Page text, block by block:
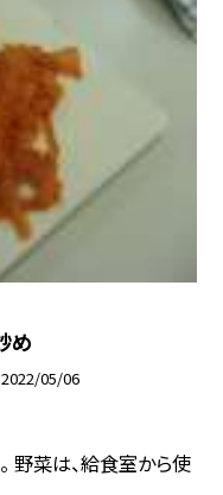
め
2022/05/06
野菜は、給食室から使